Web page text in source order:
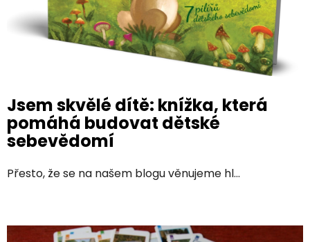
Jsem skvělé dítě: knížka, která
pomáhá budovat dětské
sebevědomí
Přesto, že se na našem blogu věnujeme hl...